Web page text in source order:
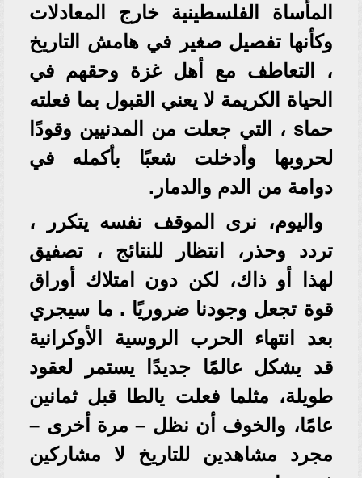
المأساة الفلسطينية خارج المعادلات
وكأنها تفصيل صغير في هامش التاريخ
، التعاطف مع أهل غزة وحقهم في
الحياة الكريمة لا يعني القبول بما فعلته
حماs ، التي جعلت من المدنيين وقودًا
لحروبها وأدخلت شعبًا بأكمله في
دوامة من الدم والدمار.
واليوم، نرى الموقف نفسه يتكرر ،
تردد وحذر، انتظار للنتائج ، تصفيق
لهذا أو ذاك، لكن دون امتلاك أوراق
قوة تجعل وجودنا ضروريًا . ما سيجري
بعد انتهاء الحرب الروسية الأوكرانية
قد يشكل عالمًا جديدًا يستمر لعقود
طويلة، مثلما فعلت يالطا قبل ثمانين
عامًا، والخوف أن نظل – مرة أخرى –
مجرد مشاهدين للتاريخ لا مشاركين